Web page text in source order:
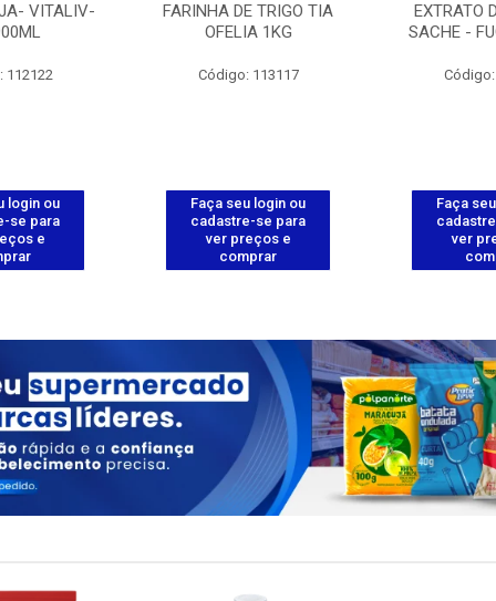
VITALIV-
112122
login ou
se para
e
FARINHA DE TRIGO TIA
OFELIA 1KG
Código: 113117
Faça seu login ou
cadastre-se para
ver preços e
comprar
EXTRATO
SACHE -
Faça
ver